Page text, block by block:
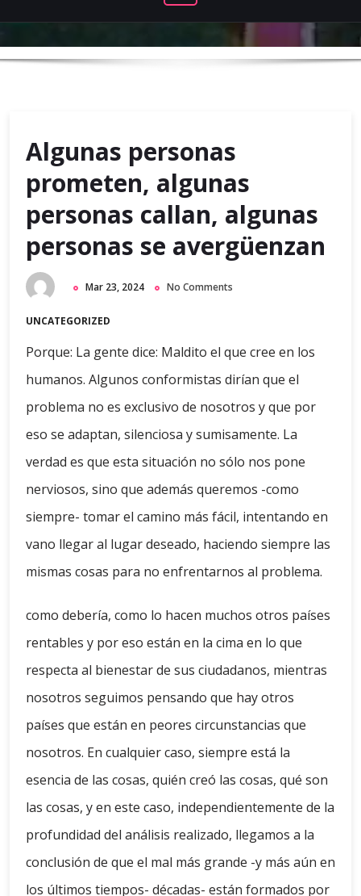
Algunas personas
prometen, algunas
personas callan, algunas
personas se avergüenzan
Mar 23, 2024 No Comments
UNCATEGORIZED
Porque: La gente dice: Maldito el que cree en los
humanos. Algunos conformistas dirían que el
problema no es exclusivo de nosotros y que por
eso se adaptan, silenciosa y sumisamente. La
verdad es que esta situación no sólo nos pone
nerviosos, sino que además queremos -como
siempre- tomar el camino más fácil, intentando en
vano llegar al lugar deseado, haciendo siempre las
mismas cosas para no enfrentarnos al problema.
como debería, como lo hacen muchos otros países
rentables y por eso están en la cima en lo que
respecta al bienestar de sus ciudadanos, mientras
nosotros seguimos pensando que hay otros
países que están en peores circunstancias que
nosotros. En cualquier caso, siempre está la
esencia de las cosas, quién creó las cosas, qué son
las cosas, y en este caso, independientemente de la
profundidad del análisis realizado, llegamos a la
conclusión de que el mal más grande -y más aún en
los últimos tiempos- décadas- están formados por